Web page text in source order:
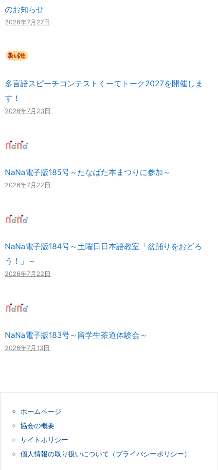
のお知らせ
2026年7月27日
多言語スピーチコンテストくーてトーク2027を開催しま
す！
2026年7月23日
NaNa電子版185号～たなばた本まつりに参加～
2026年7月22日
NaNa電子版184号～土曜日日本語教室「盆踊りをおどろ
う！」～
2026年7月22日
NaNa電子版183号～留学生茶道体験会～
2026年7月13日
ホームページ
協会の概要
サイトポリシー
個人情報の取り扱いについて（プライバシーポリシー）